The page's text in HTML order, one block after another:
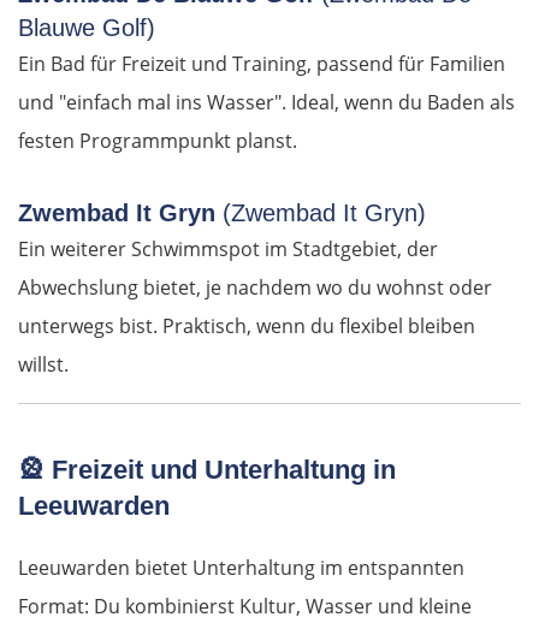
Blauwe Golf)
Ein Bad für Freizeit und Training, passend für Familien
und "einfach mal ins Wasser". Ideal, wenn du Baden als
festen Programmpunkt planst.
Zwembad It Gryn (Zwembad It Gryn)
Ein weiterer Schwimmspot im Stadtgebiet, der
Abwechslung bietet, je nachdem wo du wohnst oder
unterwegs bist. Praktisch, wenn du flexibel bleiben
willst.
🎡 Freizeit und Unterhaltung in
Leeuwarden
Leeuwarden bietet Unterhaltung im entspannten
Format: Du kombinierst Kultur, Wasser und kleine
Livanates
Chalkida
Korinth
Ioannina